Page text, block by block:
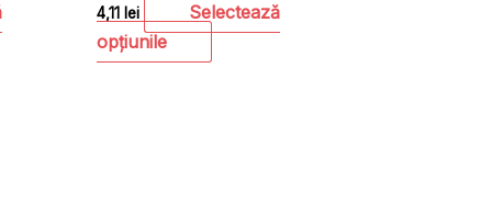
4,11 lei
Selectează
opțiunile